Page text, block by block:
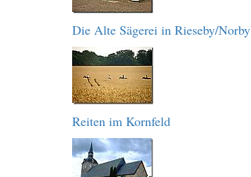
Die Alte Sägerei in Rieseby/Norby
Reiten im Kornfeld